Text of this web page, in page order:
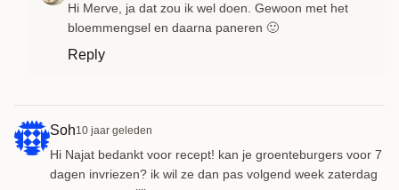
Hi Merve, ja dat zou ik wel doen. Gewoon met het
bloemmengsel en daarna paneren 🙂
Reply
Soh10 jaar geleden
Hi Najat bedankt voor recept! kan je groenteburgers voor 7
dagen invriezen? ik wil ze dan pas volgend week zaterdag